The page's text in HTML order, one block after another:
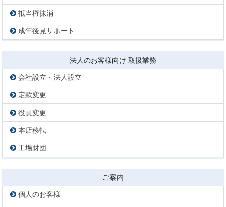
抵当権抹消
成年後見サポート
法人のお客様向け 取扱業務
会社設立・法人設立
定款変更
役員変更
本店移転
工場財団
ご案内
個人のお客様